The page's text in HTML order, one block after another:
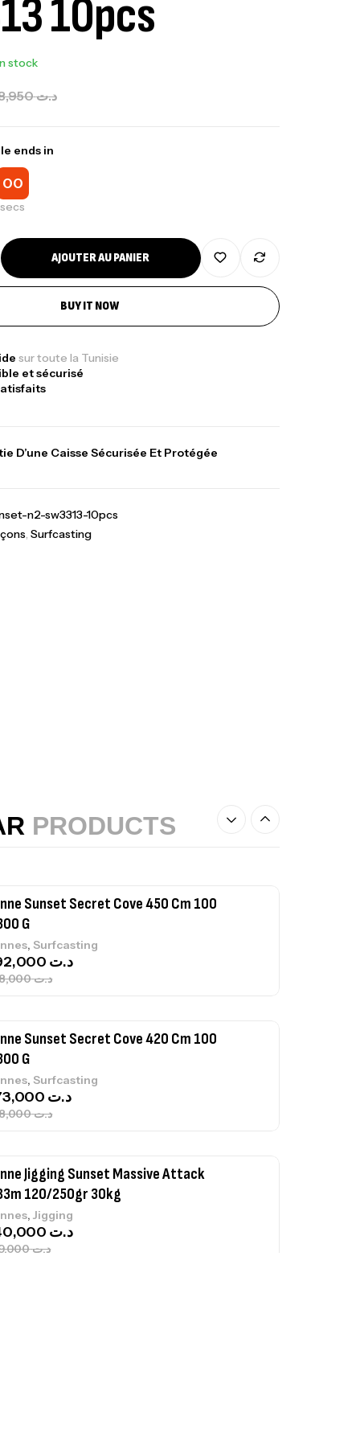
10pcs
stock
د.ت8,950
ends in
00
secs
AJOUTER AU PANIER
BUY IT NOW
sur toute la Tunisie
et sécurisé
D’une Caisse Sécurisée Et Protégée
n2-sw3313-10pcs
, Surfcasting
PRODUCTS
د.ت215,000
Sunset Secret Cove 450 Cm 100
G
, Surfcasting
د.ت768,000
د.ت
Sunset Secret Cove 420 Cm 100
G
, Surfcasting
د.ت748,000
د.ت
Jigging Sunset Massive Attack
120/250gr 30kg
,Jigging
د.ت379,000
د.ت